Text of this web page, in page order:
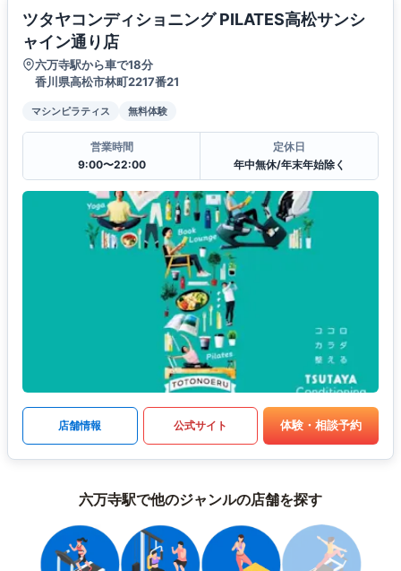
ツタヤコンディショニング PILATES高松サンシ
ャイン通り店
六万寺駅から車で18分
香川県高松市林町2217番21
マシンピラティス 無料体験
営業時間
9:00〜22:00
定休日
年中無休/年末年始除く
店舗情報 公式サイト 体験・相談予約
六万寺駅で他のジャンルの店舗を探す